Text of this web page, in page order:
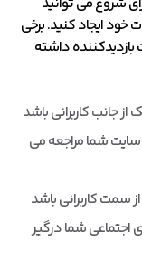
خود ایجاد کنید. برخی
داشته
جانب کاربرانی باشد
شما مراجعه می
سمت کاربرانی باشد
اجتماعی شما درگیر